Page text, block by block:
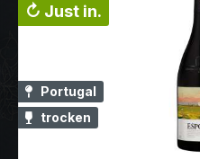
↻ Just in.
Portugal
trocken